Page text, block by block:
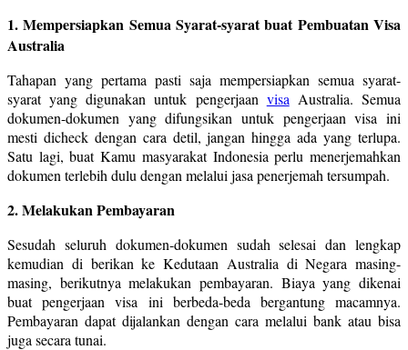
1. Mempersiapkan Semua Syarat-syarat buat Pembuatan Visa
Australia
Tahapan yang pertama pasti saja mempersiapkan semua syarat-
syarat yang digunakan untuk pengerjaan visa Australia. Semua
dokumen-dokumen yang difungsikan untuk pengerjaan visa ini
mesti dicheck dengan cara detil, jangan hingga ada yang terlupa.
Satu lagi, buat Kamu masyarakat Indonesia perlu menerjemahkan
dokumen terlebih dulu dengan melalui jasa penerjemah tersumpah.
2. Melakukan Pembayaran
Sesudah seluruh dokumen-dokumen sudah selesai dan lengkap
kemudian di berikan ke Kedutaan Australia di Negara masing-
masing, berikutnya melakukan pembayaran. Biaya yang dikenai
buat pengerjaan visa ini berbeda-beda bergantung macamnya.
Pembayaran dapat dijalankan dengan cara melalui bank atau bisa
juga secara tunai.